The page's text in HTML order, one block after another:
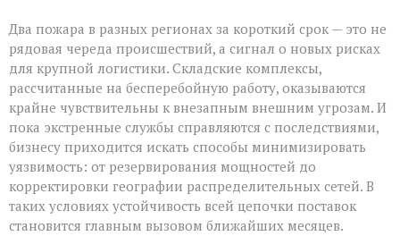
Два пожара в разных регионах за короткий срок — это не
рядовая череда происшествий, а сигнал о новых рисках
для крупной логистики. Складские комплексы,
рассчитанные на бесперебойную работу, оказываются
крайне чувствительны к внезапным внешним угрозам. И
пока экстренные службы справляются с последствиями,
бизнесу приходится искать способы минимизировать
уязвимость: от резервирования мощностей до
корректировки географии распределительных сетей. В
таких условиях устойчивость всей цепочки поставок
становится главным вызовом ближайших месяцев.